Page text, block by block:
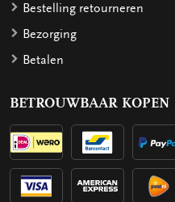
Bestelling retourneren
Bezorging
Betalen
BETROUWBAAR KOPEN